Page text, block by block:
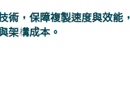
術，保障複製速度與效能
架構成本。